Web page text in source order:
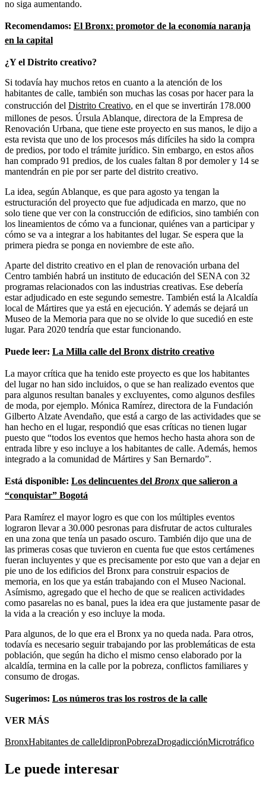
no siga aumentando.
Recomendamos: El Bronx: promotor de la economía naranja
en la capital
¿Y el Distrito creativo?
Si todavía hay muchos retos en cuanto a la atención de los
habitantes de calle, también son muchas las cosas por hacer para la
construcción del Distrito Creativo, en el que se invertirán 178.000
millones de pesos. Úrsula Ablanque, directora de la Empresa de
Renovación Urbana, que tiene este proyecto en sus manos, le dijo a
esta revista que uno de los procesos más difíciles ha sido la compra
de predios, por todo el trámite jurídico. Sin embargo, en estos años
han comprado 91 predios, de los cuales faltan 8 por demoler y 14 se
mantendrán en pie por ser parte del distrito creativo.
La idea, según Ablanque, es que para agosto ya tengan la
estructuración del proyecto que fue adjudicada en marzo, que no
solo tiene que ver con la construcción de edificios, sino también con
los lineamientos de cómo va a funcionar, quiénes van a participar y
cómo se va a integrar a los habitantes del lugar. Se espera que la
primera piedra se ponga en noviembre de este año.
Aparte del distrito creativo en el plan de renovación urbana del
Centro también habrá un instituto de educación del SENA con 32
programas relacionados con las industrias creativas. Ese debería
estar adjudicado en este segundo semestre. También está la Alcaldía
local de Mártires que ya está en ejecución. Y además se dejará un
Museo de la Memoria para que no se olvide lo que sucedió en este
lugar. Para 2020 tendría que estar funcionando.
Puede leer: La Milla calle del Bronx distrito creativo
La mayor crítica que ha tenido este proyecto es que los habitantes
del lugar no han sido incluidos, o que se han realizado eventos que
para algunos resultan banales y excluyentes, como algunos desfiles
de moda, por ejemplo. Mónica Ramírez, directora de la Fundación
Gilberto Alzate Avendaño, que está a cargo de las actividades que se
han hecho en el lugar, respondió que esas críticas no tienen lugar
puesto que “todos los eventos que hemos hecho hasta ahora son de
entrada libre y eso incluye a los habitantes de calle. Además, hemos
integrado a la comunidad de Mártires y San Bernardo”.
Está disponible: Los delincuentes del Bronx que salieron a
“conquistar” Bogotá
Para Ramírez el mayor logro es que con los múltiples eventos
lograron llevar a 30.000 pesronas para disfrutar de actos culturales
en una zona que tenía un pasado oscuro. También dijo que una de
las primeras cosas que tuvieron en cuenta fue que estos certámenes
fueran incluyentes y que es precisamente por esto que van a dejar en
pie uno de los edificios del Bronx para construir espacios de
memoria, en los que ya están trabajando con el Museo Nacional.
Asímismo, agregado que el hecho de que se realicen actividades
como pasarelas no es banal, pues la idea era que justamente pasar de
la vida a la creación y eso incluye la moda.
Para algunos, de lo que era el Bronx ya no queda nada. Para otros,
todavía es necesario seguir trabajando por las problemáticas de esta
población, que según ha dicho el mismo censo elaborado por la
alcaldía, termina en la calle por la pobreza, conflictos familiares y
consumo de drogas.
Sugerimos: Los números tras los rostros de la calle
VER MÁS
BronxHabitantes de calleIdipronPobrezaDrogadicciónMicrotráfico
Le puede interesar